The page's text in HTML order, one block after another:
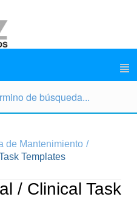
de Mantenimiento
Templates
/ Clinical Task